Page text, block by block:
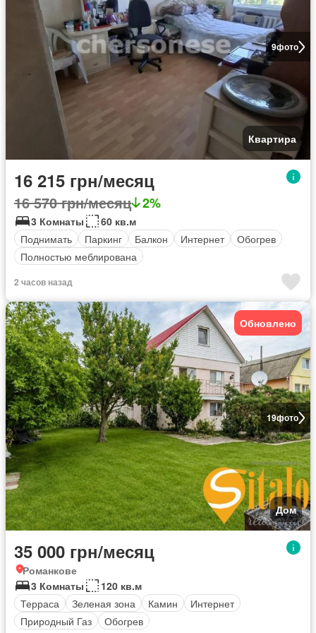
9фото
Квартира
16 215 грн/месяц
16 570 грн/месяц 2%
3 Комнаты
60 кв.м
Поднимать
Паркинг Балкон Интернет
Обогрев
Полностью меблирована
2 часов назад
19фото
Обновлено
Дом
35 000 грн/месяц
Романкове
3 Комнаты
120 кв.м
Терраса
Зеленая зона Камин
Интернет
Природный Газ
Обогрев